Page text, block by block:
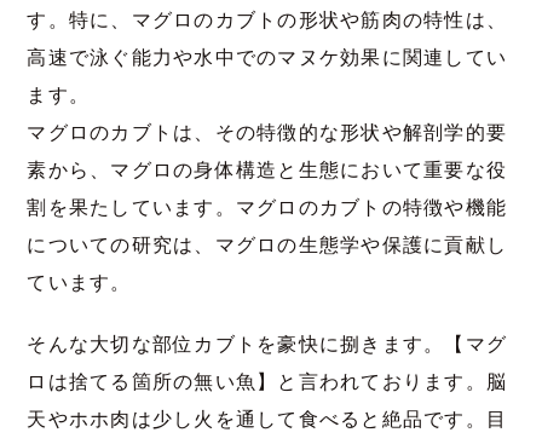
す。特に、マグロのカブトの形状や筋肉の特性は、
高速で泳ぐ能力や水中でのマヌケ効果に関連してい
ます。
マグロのカブトは、その特徴的な形状や解剖学的要
素から、マグロの身体構造と生態において重要な役
割を果たしています。マグロのカブトの特徴や機能
についての研究は、マグロの生態学や保護に貢献し
ています。
そんな大切な部位カブトを豪快に捌きます。【マグ
ロは捨てる箇所の無い魚】と言われております。脳
天やホホ肉は少し火を通して食べると絶品です。目